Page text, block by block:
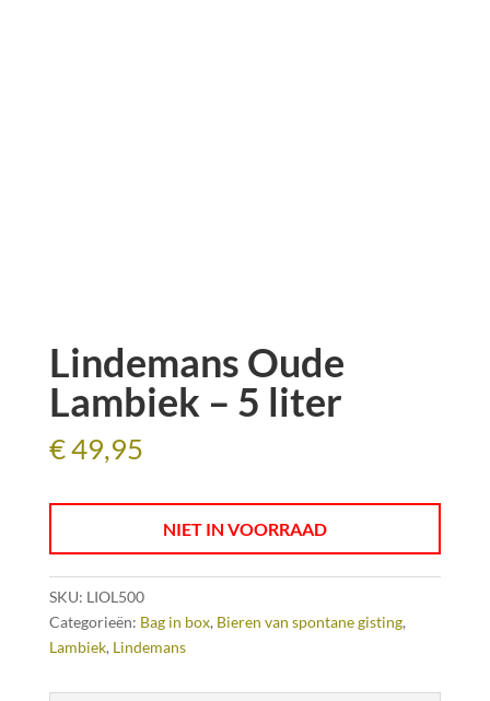
Lindemans Oude
Lambiek – 5 liter
€49,95
NIET IN VOORRAAD
SKU: LIOL500
Categorieën: Bag in box, Bieren van spontane gisting,
Lambiek, Lindemans